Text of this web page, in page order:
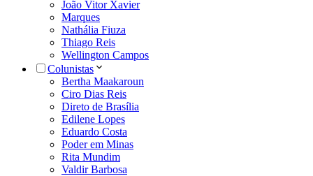
João Vitor Xavier
Marques
Nathália Fiuza
Thiago Reis
Wellington Campos
Colunistas
Bertha Maakaroun
Ciro Dias Reis
Direto de Brasília
Edilene Lopes
Eduardo Costa
Poder em Minas
Rita Mundim
Valdir Barbosa